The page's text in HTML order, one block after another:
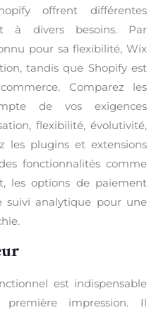
offrent différentes
à divers besoins. Par
pour sa flexibilité, Wix
tandis que Shopify est
Comparez les
de vos exigences
flexibilité, évolutivité,
les plugins et extensions
fonctionnalités comme
les options de paiement
suivi analytique pour une
est indispensable
impression. Il